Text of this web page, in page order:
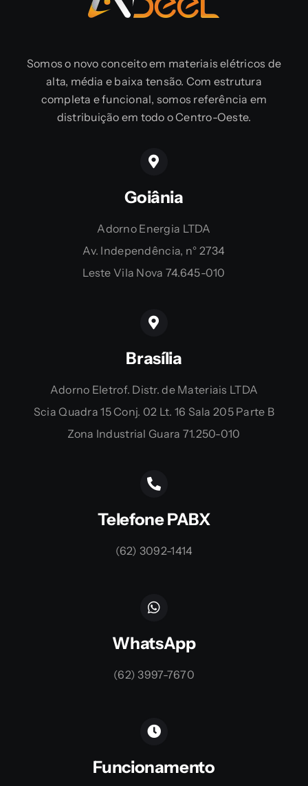
Somos o novo conceito em materiais elétricos de
alta, média e baixa tensão. Com estrutura
completa e funcional, somos referência em
distribuição em todo o Centro-Oeste.
Goiânia
Adorno Energia LTDA
Av. Independência, n° 2734
Leste Vila Nova 74.645-010
Brasília
Adorno Eletrof. Distr. de Materiais LTDA
Scia Quadra 15 Conj. 02 Lt. 16 Sala 205 Parte B
Zona Industrial Guara 71.250-010
Telefone PABX
(62) 3092-1414
WhatsApp
(62) 3997-7670
Funcionamento